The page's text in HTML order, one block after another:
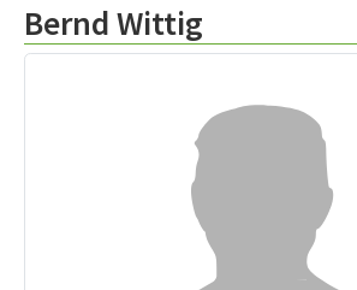
Bernd Wittig